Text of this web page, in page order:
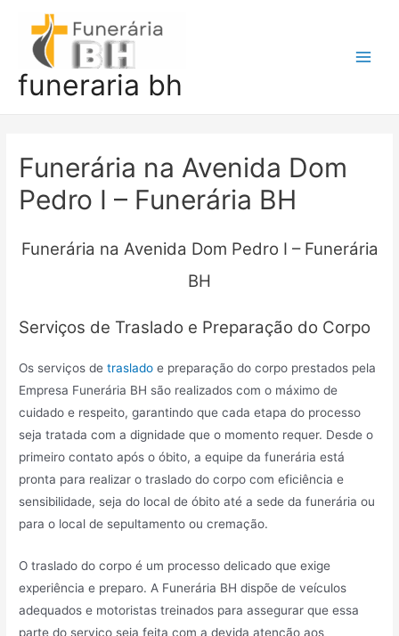
conteúdo
funeraria bh
Funerária na Avenida Dom
Pedro I – Funerária BH
Funerária na Avenida Dom Pedro I – Funerária
BH
Serviços de Traslado e Preparação do Corpo
Os serviços detraslado e preparação do corpo prestados pela
Empresa Funerária BH são realizados com o máximo de
cuidado e respeito, garantindo que cada etapa do processo
seja tratada com a dignidade que o momento requer. Desde o
primeiro contato após o óbito, a equipe da funerária está
pronta para realizar o traslado do corpo com eficiência e
sensibilidade, seja do local de óbito até a sede da funerária ou
para o local de sepultamento ou cremação.
O traslado do corpo é um processo delicado que exige
experiência e preparo. A Funerária BH dispõe de veículos
adequados e motoristas treinados para assegurar que essa
parte do serviço seja feita com a devida atenção aos